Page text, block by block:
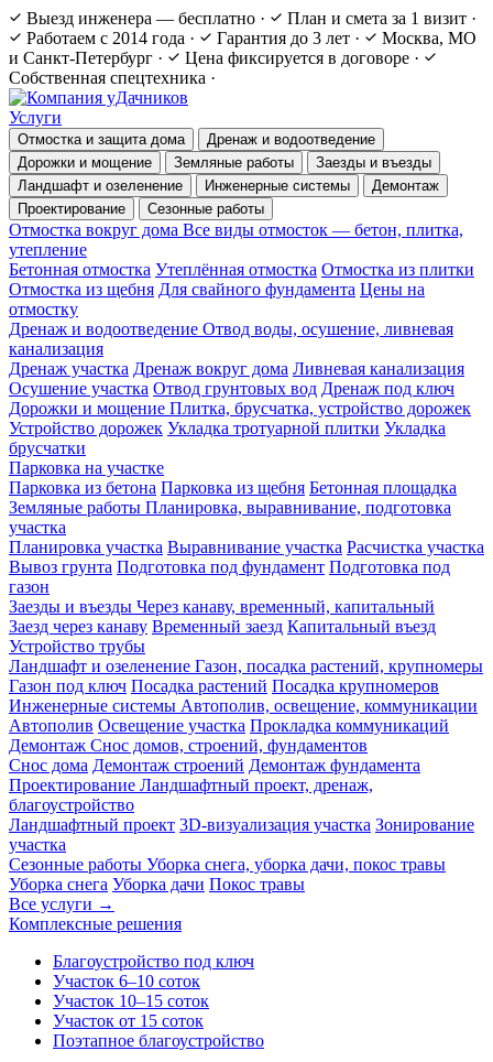
Выезд инженера — бесплатно · План и смета за 1 визит ·
Работаем с 2014 года · Гарантия до 3 лет ·
Москва, МО
и Санкт-Петербург · Цена фиксируется в договоре ·
Собственная спецтехника ·
Услуги
Отмостка и защита дома
Дренаж и водоотведение
Дорожки и мощение
Земляные работы
Заезды и въезды
Ландшафт и озеленение
Инженерные системы
Демонтаж
Проектирование
Сезонные работы
Отмостка вокруг дома Все виды отмосток — бетон, плитка,
утепление
Бетонная отмостка Утеплённая отмостка Отмостка из плитки
Отмостка из щебня Для свайного фундамента Цены на
отмостку
Дренаж и водоотведение Отвод воды, осушение, ливневая
канализация
Дренаж участка Дренаж вокруг дома Ливневая канализация
Осушение участка Отвод грунтовых вод Дренаж под ключ
Дорожки и мощение Плитка, брусчатка, устройство дорожек
Устройство дорожек Укладка тротуарной плитки Укладка
брусчатки
Парковка на участке
Парковка из бетона Парковка из щебня Бетонная площадка
Земляные работы Планировка, выравнивание, подготовка
участка
Планировка участка Выравнивание участка Расчистка участка
Вывоз грунта Подготовка под фундамент Подготовка под
газон
Заезды и въезды Через канаву, временный, капитальный
Заезд через канаву Временный заезд Капитальный въезд
Устройство трубы
Ландшафт и озеленение Газон, посадка растений, крупномеры
Газон под ключ Посадка растений Посадка крупномеров
Инженерные системы Автополив, освещение, коммуникации
Автополив Освещение участка Прокладка коммуникаций
Демонтаж Снос домов, строений, фундаментов
Снос дома Демонтаж строений Демонтаж фундамента
Проектирование Ландшафтный проект, дренаж,
благоустройство
Ландшафтный проект 3D-визуализация участка Зонирование
участка
Сезонные работы Уборка снега, уборка дачи, покос травы
Уборка снега Уборка дачи Покос травы
Все услуги →
Комплексные решения
Благоустройство под ключ
Участок 6–10 соток
Участок 10–15 соток
Участок от 15 соток
Поэтапное благоустройство